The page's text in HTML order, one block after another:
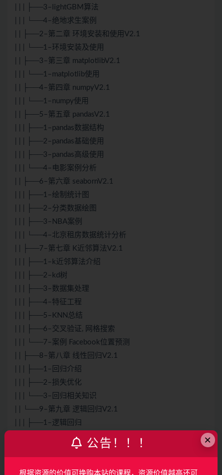
| | | ├──3–lightGBM算法
| | | └──4–绝地求生案例
| | ├──2–第二章 环境安装和使用V2.1
| | | └──1–环境安装及使用
| | ├──3–第三章 matplotlibV2.1
| | | └──1–matplotlib使用
| | ├──4–第四章 numpyV2.1
| | | └──1–numpy使用
| | ├──5–第五章 pandasV2.1
| | | ├──1–pandas数据结构
| | | ├──2–pandas基础使用
| | | ├──3–pandas高级使用
| | | └──4–电影案例分析
| | ├──6–第六章 seabornV2.1
| | | ├──1–绘制统计图
| | | ├──2–分类数据绘图
| | | ├──3–NBA案例
| | | └──4–北京租房数据统计分析
| | ├──7–第七章 K近邻算法V2.1
| | | ├──1–k近邻算法介绍
| | | ├──2–kd树
| | | ├──3–数据集处理
| | | ├──4–特征工程
| | | ├──5–KNN总结
| | | ├──6–交叉验证, 网格搜索
| | | └──7–案例 Facebook位置预测
| | ├──8–第八章 线性回归V2.1
| | | ├──1–回归介绍
| | | ├──2–损失优化
| | | └──3–回归相关知识
| | └──9–第九章 逻辑回归V2.1
| | | ├──1–逻辑回归
| | | ├──看看我.zip 14.66M
| | | ├──课程总结.mp4 14.73M
×
公告！！！
根据资源的价值可换购本站的课程，资源价值越高还可